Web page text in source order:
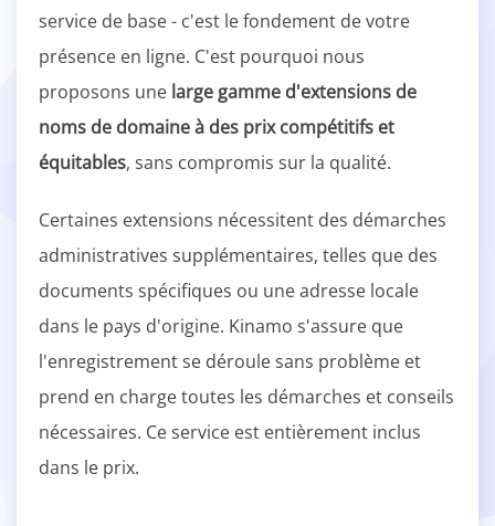
service de base - c'est le fondement de votre
présence en ligne. C'est pourquoi nous
proposons une large gamme d'extensions de
noms de domaine à des prix compétitifs et
équitables, sans compromis sur la qualité.
Certaines extensions nécessitent des démarches
administratives supplémentaires, telles que des
documents spécifiques ou une adresse locale
dans le pays d'origine. Kinamo s'assure que
l'enregistrement se déroule sans problème et
prend en charge toutes les démarches et conseils
nécessaires. Ce service est entièrement inclus
dans le prix.